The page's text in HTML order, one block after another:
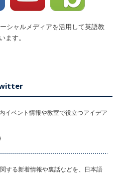
シャルメディアを活用して英語教
す。
イベント情報や教室で役立つアイデア
する新着情報や裏話などを、日本語